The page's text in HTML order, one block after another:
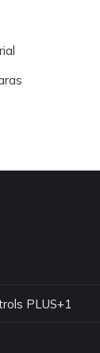
PLUS+1